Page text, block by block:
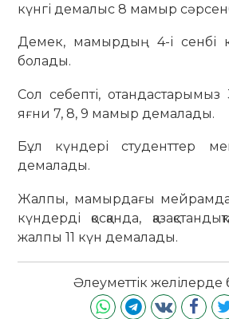
күнгі демалыс 8 мамыр
Демек, мамырдың 4-і сенбі
болады.
Сол себепті, отандастарымыз
яғни 7, 8, 9 мамыр демалады.
Бұл күндері студенттер
демалады.
Жалпы, мамырдағы
күндерді қосқанда,
жалпы 11 күн демалады.
Әлеуметтік желілерде